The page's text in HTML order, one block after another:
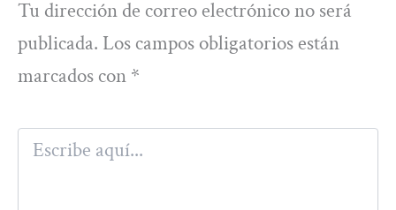
Tu dirección de correo electrónico no será
publicada. Los campos obligatorios están
marcados con *
Escribe
aquí...